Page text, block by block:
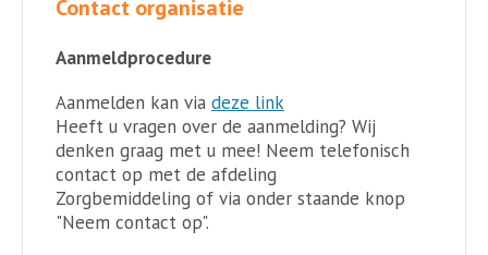
Contact organisatie
Aanmeldprocedure
Aanmelden kan via deze link
Heeft u vragen over de aanmelding? Wij
denken graag met u mee! Neem telefonisch
contact op met de afdeling
Zorgbemiddeling of via onder staande knop
"Neem contact op".